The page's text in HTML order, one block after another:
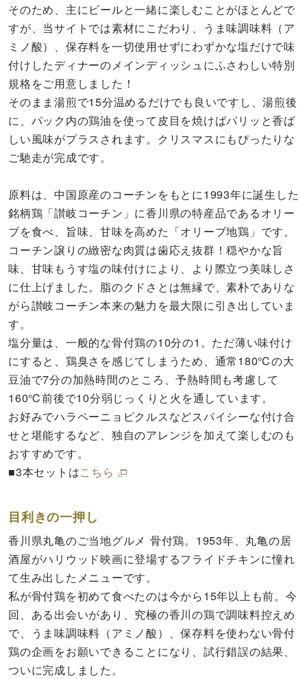
そのため、主にビールと一緒に楽しむことがほとんどで
すが、当サイトでは素材にこだわり、うま味調味料（ア
ミノ酸）、保存料を一切使用せずにわずかな塩だけで味
付けしたディナーのメインディッシュにふさわしい特別
規格をご用意しました！
そのまま湯煎で15分温めるだけでも良いですし、湯煎後
に、パック内の鶏油を使って皮目を焼けばパリッと香ば
しい風味がプラスされます。クリスマスにもぴったりな
ご馳走が完成です。
原料は、中国原産のコーチンをもとに1993年に誕生した
銘柄鶏「讃岐コーチン」に香川県の特産品であるオリー
ブを食べ、旨味、甘味を高めた「オリーブ地鶏」です。
コーチン譲りの緻密な肉質は歯応え抜群！穏やかな旨
味、甘味もうす塩の味付けにより、より際立つ美味しさ
に仕上げました。脂のクドさとは無縁で、素朴でありな
がら讃岐コーチン本来の魅力を最大限に引き出していま
す。
塩分量は、一般的な骨付鶏の10分の1。ただ薄い味付け
にすると、鶏臭さを感じてしまうため、通常180℃の大
豆油で7分の加熱時間のところ、予熱時間も考慮して
160℃前後で10分弱じっくりと火を通しています。
お好みでハラペーニョピクルスなどスパイシーな付け合
せと堪能するなど、独自のアレンジを加えて楽しむのも
おすすめです。
■3本セットはこちら
目利きの一押し
香川県丸亀のご当地グルメ 骨付鶏。1953年、丸亀の居
酒屋がハリウッド映画に登場するフライドチキンに憧れ
て生み出したメニューです。
私が骨付鶏を初めて食べたのは今から15年以上も前。今
回、ある出会いがあり、究極の香川の鶏で調味料控えめ
で、うま味調味料（アミノ酸）、保存料を使わない骨付
鶏の企画をお願いできることになり、試行錯誤の結果、
ついに完成しました。